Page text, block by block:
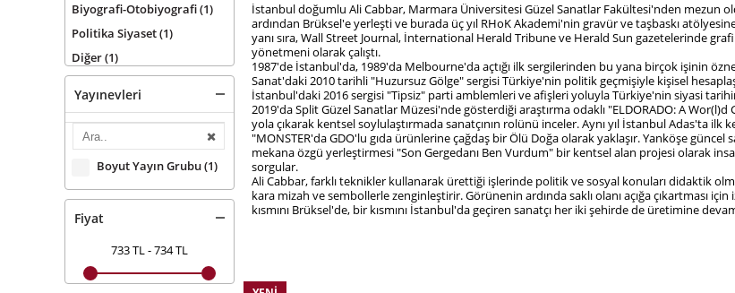
Biyografi-Otobiyografi(1)
Politika Siyaset(1)
Diğer(1)
Yayınevleri
Boyut Yayın Grubu(1)
Fiyat
733 TL-734 TL
İstanbul doğumlu Ali Cabbar, Marmara Üniversitesi Güzel Sanatlar Fakültesi'nden mezun
ardından Brüksel'e yerleşti ve burada üç yıl RHoK Akademi'nin gravür ve taşbaskı
yanı sıra, Wall Street Journal, İnternational Herald Tribune ve Herald Sun gazetelerinde
yönetmeni olarak çalıştı.
1987'de İstanbul'da, 1989'da Melbourne'da açtığı ilk sergilerinden bu yana birçok işinin
Sanat'daki 2010 tarihli "Huzursuz Gölge" sergisi Türkiye'nin politik geçmişiyle kişisel
İstanbul'daki 2016 sergisi "Tipsiz" parti amblemleri ve afişleri yoluyla Türkiye'nin siyasi
2019'da Split Güzel Sanatlar Müzesi'nde gösterdiği araştırma odaklı "ELDORADO: A
yola çıkarak kentsel soylulaştırmada sanatçının rolünü inceler. Aynı yıl İstanbul Adas'ta ilk
"MONSTER'da GDO'lu gıda ürünlerine çağdaş bir Ölü Doğa olarak yaklaşır. Yanköşe güncel
mekana özgü yerleştirmesi "Son Gergedanı Ben Vurdum" bir kentsel alan projesi olarak
sorgular.
Ali Cabbar, farklı teknikler kullanarak ürettiği işlerinde politik ve sosyal konuları didaktik
kara mizah ve sembollerle zenginleştirir. Görünenin ardında saklı olanı açığa çıkartması için
kısmını Brüksel'de, bir kısmını İstanbul'da geçiren sanatçı her iki şehirde de üretimine